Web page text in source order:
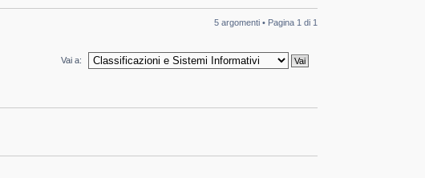
5 argomenti • Pagina 1 di 1
Vai a: